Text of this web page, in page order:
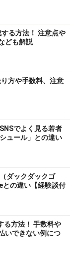
面表示、操作方
る方法！ 注意点や
ども解説
方や手数料、注意
でよく見る若者
ュール」との違い
ダックダックゴ
の違い【経験談付
る方法！ 手数料や
いできない例につ